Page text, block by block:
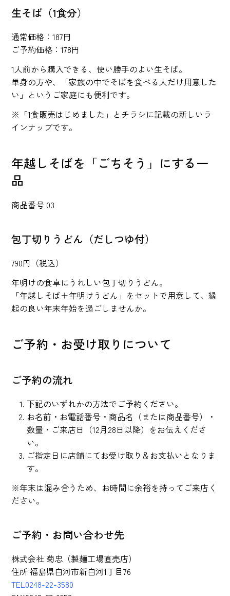
生そば（1食分）
通常価格：187円
ご予約価格：178円
1人前から購入できる、使い勝手のよい生そば。
単身の方や、「家族の中でそばを食べる人だけ用意した
い」というご家庭にも便利です。
※「1食販売はじめました」とチラシに記載の新しいラ
インナップです。
年越しそばを「ごちそう」にする一
品
商品番号 03
包丁切りうどん（だしつゆ付）
790円（税込）
年明けの食卓にうれしい包丁切りうどん。
「年越しそば＋年明けうどん」をセットで用意して、縁
起の良い年末年始を過ごしませんか。
ご予約・お受け取りについて
ご予約の流れ
下記のいずれかの方法でご予約ください。
お名前・お電話番号・商品名（または商品番号）・
数量・ご来店日（12月28日以降）をお伝えくださ
い。
ご指定日に店舗にてお受け取り＆お支払いとなりま
す。
※年末は混み合うため、お時間に余裕を持ってご来店く
ださい。
ご予約・お問い合わせ先
株式会社 菊忠（製麺工場直売店）
住所 福島県白河市新白河1丁目76
TEL0248-22-3580